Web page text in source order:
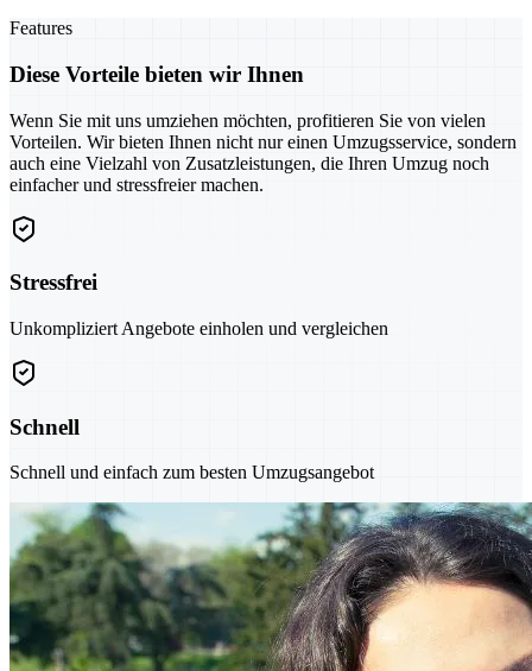
Features
Diese Vorteile bieten wir Ihnen
Wenn Sie mit uns umziehen möchten, profitieren Sie von vielen
Vorteilen. Wir bieten Ihnen nicht nur einen Umzugsservice, sondern
auch eine Vielzahl von Zusatzleistungen, die Ihren Umzug noch
einfacher und stressfreier machen.
Stressfrei
Unkompliziert Angebote einholen und vergleichen
Schnell
Schnell und einfach zum besten Umzugsangebot